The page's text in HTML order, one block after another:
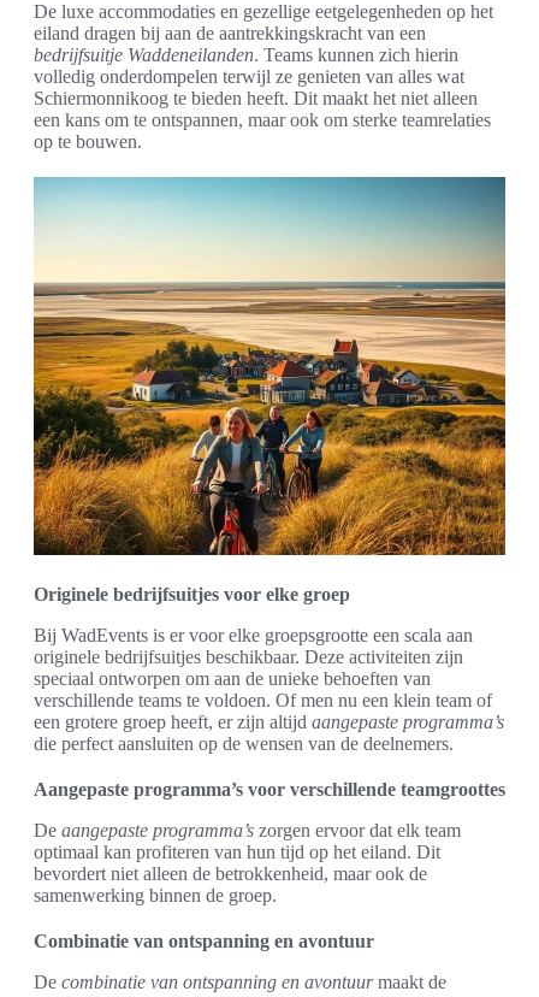
De luxe accommodaties en gezellige eetgelegenheden op het
eiland dragen bij aan de aantrekkingskracht van een
bedrijfsuitje Waddeneilanden. Teams kunnen zich hierin
volledig onderdompelen terwijl ze genieten van alles wat
Schiermonnikoog te bieden heeft. Dit maakt het niet alleen
een kans om te ontspannen, maar ook om sterke teamrelaties
op te bouwen.
Originele bedrijfsuitjes voor elke groep
Bij WadEvents is er voor elke groepsgrootte een scala aan
originele bedrijfsuitjes beschikbaar. Deze activiteiten zijn
speciaal ontworpen om aan de unieke behoeften van
verschillende teams te voldoen. Of men nu een klein team of
een grotere groep heeft, er zijn altijd aangepaste programma’s
die perfect aansluiten op de wensen van de deelnemers.
Aangepaste programma’s voor verschillende teamgroottes
De aangepaste programma’s zorgen ervoor dat elk team
optimaal kan profiteren van hun tijd op het eiland. Dit
bevordert niet alleen de betrokkenheid, maar ook de
samenwerking binnen de groep.
Combinatie van ontspanning en avontuur
De combinatie van ontspanning en avontuurmaakt de